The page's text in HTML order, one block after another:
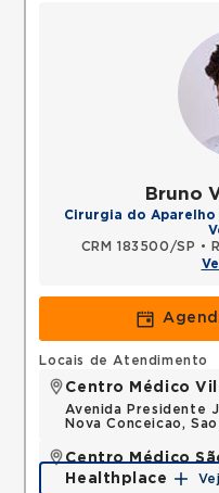
Bruno
Cirurgia do Aparelho
CRM 183500/SP •
Locais de Atendimento
Centro Médico
Avenida Presidente
Nova Conceicao,
Centro Médico
Healthplace